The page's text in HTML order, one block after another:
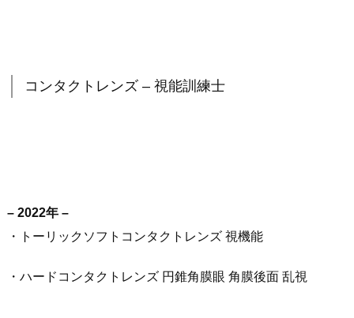
コンタクトレンズ – 視能訓練士
– 2022年 –
・トーリックソフトコンタクトレンズ 視機能
・ハードコンタクトレンズ 円錐角膜眼 角膜後面 乱視